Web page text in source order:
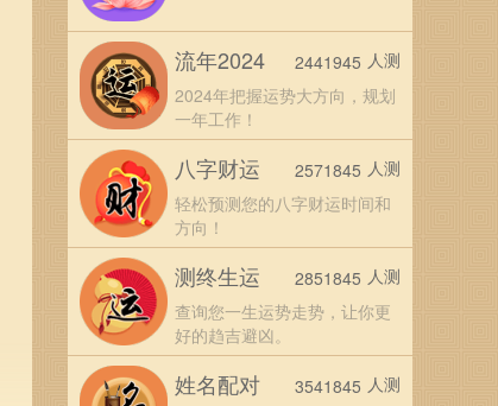
流年2024
2024年把握运势大方向，规划
一年工作！
2441945 人测
八字财运
轻松预测您的八字财运时间和
方向！
2571845 人测
测终生运
查询您一生运势走势，让你更
好的趋吉避凶。
2851845 人测
姓名配对 3541845 人测